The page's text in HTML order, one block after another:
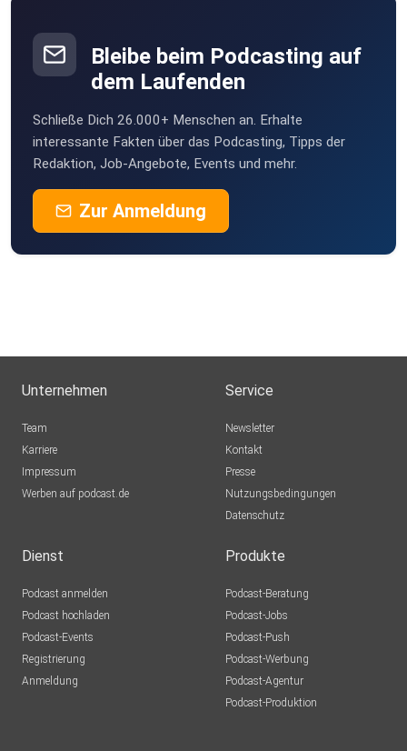
Bleibe beim Podcasting auf
dem Laufenden
Schließe Dich 26.000+ Menschen an. Erhalte
interessante Fakten über das Podcasting, Tipps der
Redaktion, Job-Angebote, Events und mehr.
Zur Anmeldung
Unternehmen
Team
Karriere
Impressum
Werben auf podcast.de
Service
Newsletter
Kontakt
Presse
Nutzungsbedingungen
Datenschutz
Dienst
Podcast anmelden
Podcast hochladen
Podcast-Events
Registrierung
Anmeldung
Produkte
Podcast-Beratung
Podcast-Jobs
Podcast-Push
Podcast-Werbung
Podcast-Agentur
Podcast-Produktion